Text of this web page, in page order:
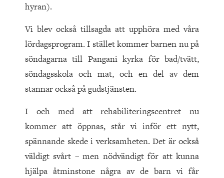
hyran).
Vi blev också tillsagda att upphöra med våra
lördagsprogram. I stället kommer barnen nu på
söndagarna till Pangani kyrka för bad/tvätt,
söndagsskola och mat, och en del av dem
stannar också på gudstjänsten.
I och med att rehabiliteringscentret nu
kommer att öppnas, står vi inför ett nytt,
spännande skede i verksamheten. Det är också
väldigt svårt – men nödvändigt för att kunna
hjälpa åtminstone några av de barn vi får